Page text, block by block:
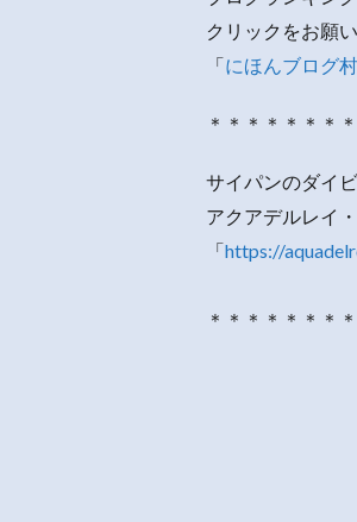
クリックをお願
「にほんブログ村
＊＊＊＊＊＊＊
サイパンのダイ
アクアデルレイ
「https://
＊＊＊＊＊＊＊